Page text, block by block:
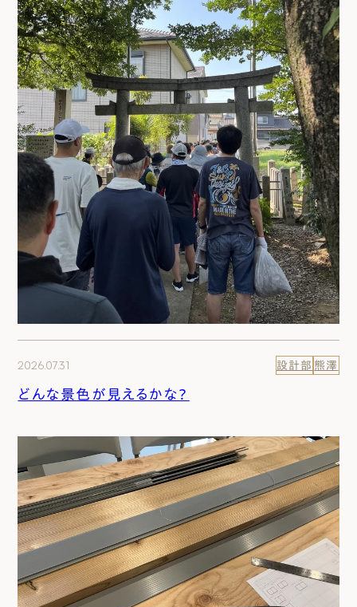
2026.07.31 設計部 熊澤
どんな景色が見えるかな？